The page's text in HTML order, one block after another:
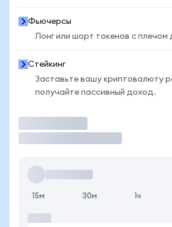
Фьючерсы
Лонг или шорт токенов с плечом
Стейкинг
Заставьте вашу криптовалюту
получайте пассивный доход.
15м 30м 1ч